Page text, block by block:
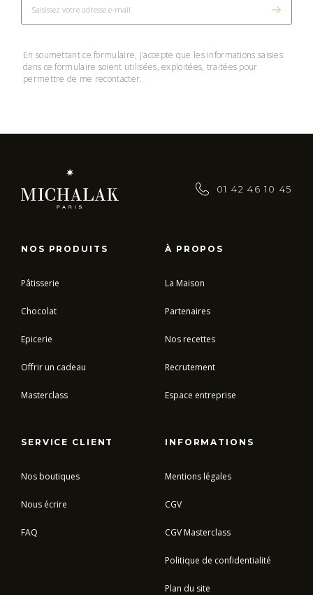
En soumettant ce formulaire, j’accepte que les informations saisies
dans ce formulaire soient utilisées, exploitées, traitées pour
permettre de me recontacter.
01 42 46 10 45
NOS PRODUITS
Pâtisserie
Chocolat
Epicerie
Offrir un cadeau
Masterclass
À PROPOS
La Maison
Partenaires
Nos recettes
Recrutement
Espace entreprise
SERVICE CLIENT
Nos boutiques
Nous écrire
FAQ
INFORMATIONS
Mentions légales
CGV
CGV Masterclass
Politique de confidentialité
Plan du site